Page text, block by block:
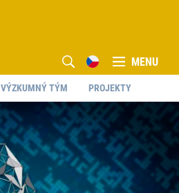
MENU
VÝZKUMNÝ TÝM PROJEKTY